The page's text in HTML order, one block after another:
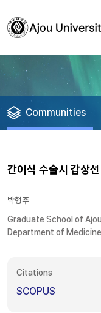
Communities
간이식 수술시 갑상
박형주
Graduate School of
Department of Medicine
Citations
SCOPUS